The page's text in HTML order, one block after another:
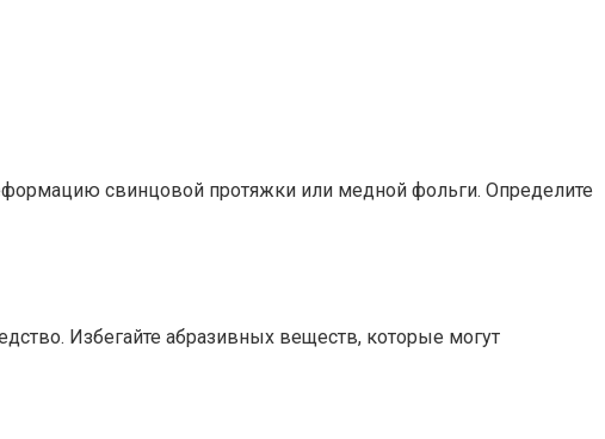
свинцовой протяжки или медной фольги. Определите
Избегайте абразивных веществ, которые могут